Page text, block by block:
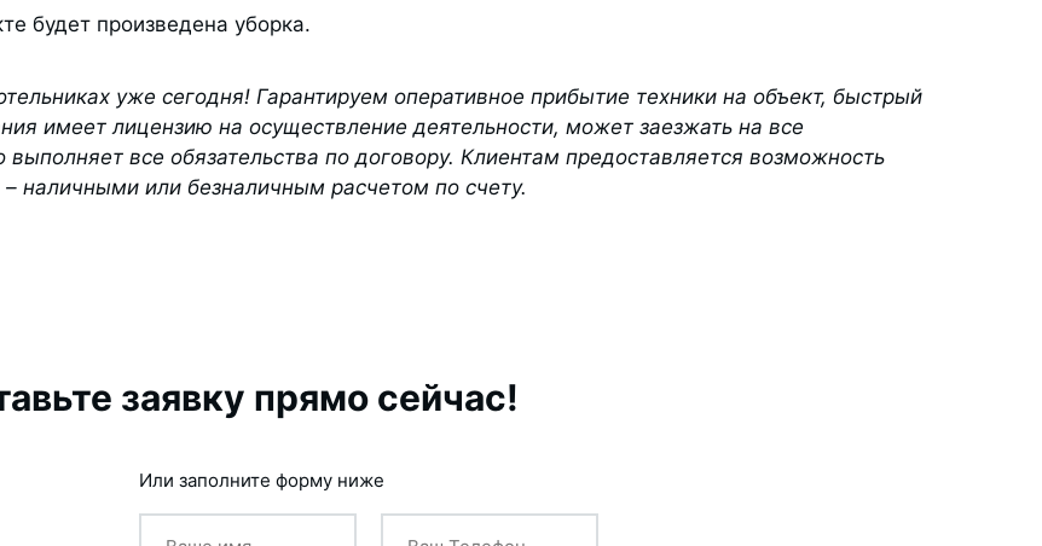
будет произведена уборка.
уже сегодня! Гарантируем оперативное прибытие техники на объект, быстрый
имеет лицензию на осуществление деятельности, может заезжать на все
все обязательства по договору. Клиентам предоставляется возможность
наличными или безналичным расчетом по счету.
заявку прямо сейчас!
Или заполните форму ниже